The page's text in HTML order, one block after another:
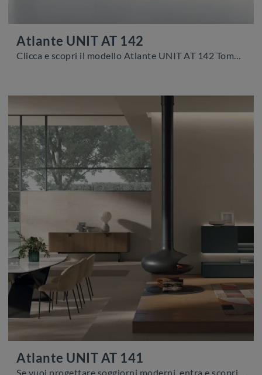
Atlante UNIT AT 142
Clicca e scopri il modello Atlante UNIT AT 142 Tomasella: questo mobile per la TV in laccato opaco è tra le più esclusive soluzioni per il soggiorno.
Atlante UNIT AT 141
Se vuoi progettare soggiorni moderni, entra e scopri il mobile porta tv Atlante UNIT AT 141 della firma Tomasella, fatto in laccato opaco